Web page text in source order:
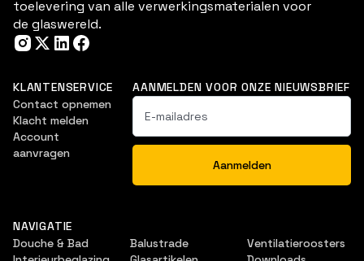
toelevering van alle verwerkingsmaterialen voor
de glaswereld.
KLANTENSERVICE
Contact opnemen
Klacht melden
Account
aanvragen
AANMELDEN VOOR ONZE NIEUWSBRIEF
NAVIGATIE
Douche & Bad
Balustrade
Ventilatieroosters